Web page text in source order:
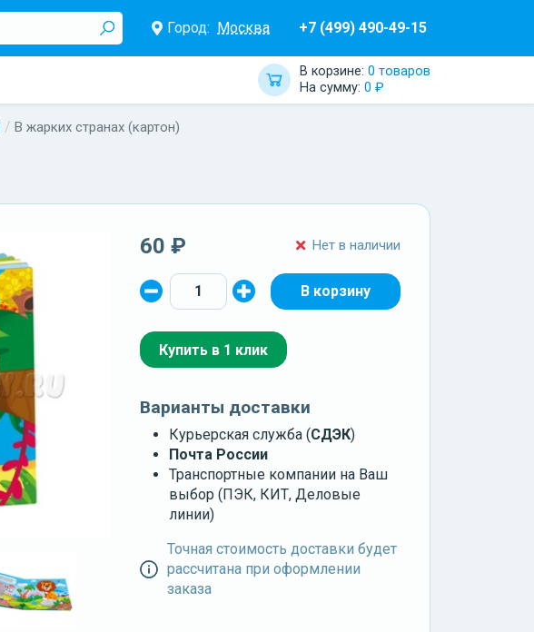
Город: Москва +7 (499) 490-49-15
В корзине: 0 товаров
На сумму: 0 ₽
В жарких странах (картон)
60 ₽ Нет в наличии
Купить в 1 клик
Варианты доставки
Курьерская служба (СДЭК)
Почта России
Транспортные компании на Ваш
выбор (ПЭК, КИТ, Деловые
линии)
Точная стоимость доставки будет
рассчитана при оформлении
заказа